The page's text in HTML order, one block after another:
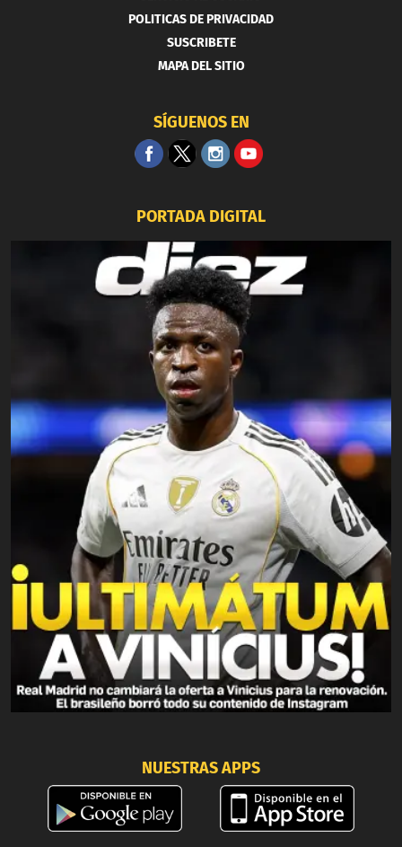
POLITICAS DE PRIVACIDAD
SUSCRIBETE
MAPA DEL SITIO
SÍGUENOS EN
PORTADA DIGITAL
NUESTRAS APPS